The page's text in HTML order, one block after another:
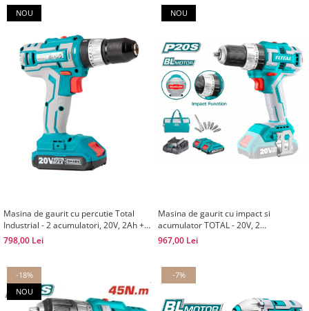
NOU
Masina de gaurit cu percutie Total
Industrial - 2 acumulatori, 20V, 2Ah +
50 accesorii
798,00 Lei
NOU
Masina de gaurit cu impact si
acumulator TOTAL - 20V, 2
acumulatori
967,00 Lei
-18%
NOU
-7%